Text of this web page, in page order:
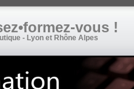
vous !
- Lyon et Rhône Alpes